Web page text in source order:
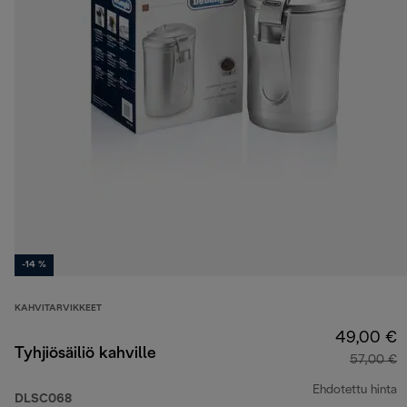
-14 %
KAHVITARVIKKEET
Tyhjiösäiliö kahville
DLSC068
49,00 €
57,00 €
Ehdotettu hinta